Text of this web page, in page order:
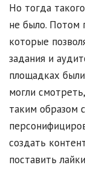
Но тогда
не было. Потом
которые
задания и
площадках
могли
таким образом
создать
поставить